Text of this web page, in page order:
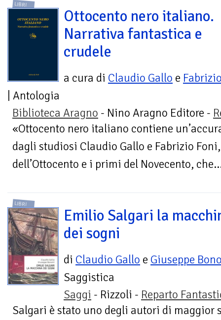
LIBRI
Ottocento nero italiano.
Narrativa fantastica e
crudele
a cura di Claudio Gallo e
| Antologia
Biblioteca Aragno - Nino Aragno Editore -
«Ottocento nero italiano contiene
dagli studiosi Claudio Gallo e Fabrizio
dell’Ottocento e i primi del Novecento,
LIBRI
Emilio Salgari la
dei sogni
di Claudio Gallo e Giuseppe
Saggistica
Saggi - Rizzoli - Reparto
Salgari è stato uno degli autori di maggior